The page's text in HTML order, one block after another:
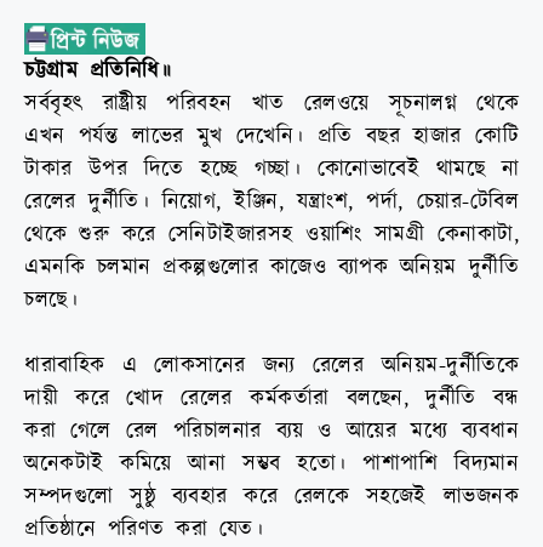
চট্টগ্রাম প্রতিনিধি॥
সর্ববৃহৎ রাষ্ট্রীয় পরিবহন খাত রেলওয়ে সূচনালগ্ন থেকে
এখন পর্যন্ত লাভের মুখ দেখেনি। প্রতি বছর হাজার কোটি
টাকার উপর দিতে হচ্ছে গচ্ছা। কোনোভাবেই থামছে না
রেলের দুর্নীতি। নিয়োগ, ইঞ্জিন, যন্ত্রাংশ, পর্দা, চেয়ার-টেবিল
থেকে শুরু করে সেনিটাইজারসহ ওয়াশিং সামগ্রী কেনাকাটা,
এমনকি চলমান প্রকল্পগুলোর কাজেও ব্যাপক অনিয়ম দুর্নীতি
চলছে।
ধারাবাহিক এ লোকসানের জন্য রেলের অনিয়ম-দুর্নীতিকে
দায়ী করে খোদ রেলের কর্মকর্তারা বলছেন, দুর্নীতি বন্ধ
করা গেলে রেল পরিচালনার ব্যয় ও আয়ের মধ্যে ব্যবধান
অনেকটাই কমিয়ে আনা সম্ভব হতো। পাশাপাশি বিদ্যমান
সম্পদগুলো সুষ্ঠু ব্যবহার করে রেলকে সহজেই লাভজনক
প্রতিষ্ঠানে পরিণত করা যেত।